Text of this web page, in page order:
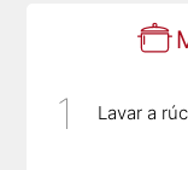
Lavar a